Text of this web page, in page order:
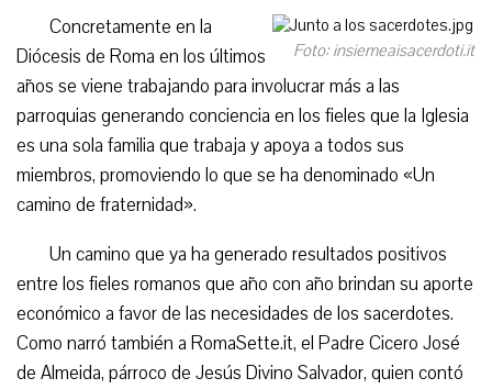
Foto: insiemeaisacerdoti.it
Concretamente en la
Diócesis de Roma en los últimos
años se viene trabajando para involucrar más a las
parroquias generando conciencia en los fieles que la Iglesia
es una sola familia que trabaja y apoya a todos sus
miembros, promoviendo lo que se ha denominado «Un
camino de fraternidad».
Un camino que ya ha generado resultados positivos
entre los fieles romanos que año con año brindan su aporte
económico a favor de las necesidades de los sacerdotes.
Como narró también a RomaSette.it, el Padre Cicero José
de Almeida, párroco de Jesús Divino Salvador, quien contó